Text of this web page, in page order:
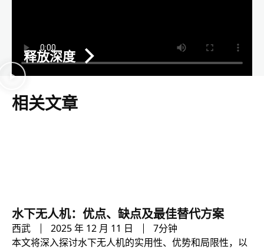
释放深度
相关文章
水下无人机：优点、缺点及最佳替代方案
西武 2025 年 12 月 11 日
7分钟
本文将深入探讨水下无人机的实用性、优势和局限性，以